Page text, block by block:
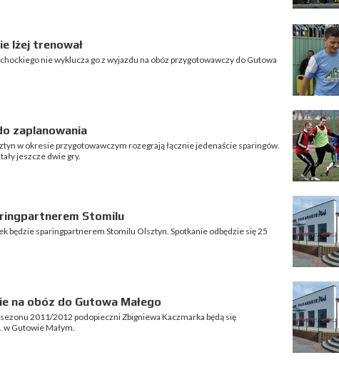
lżej trenował
nie wyklucza go z wyjazdu na obóz przygotowawczy do Gutowa
zaplanowania
w okresie przygotowawczym rozegrają łącznie jedenaście sparingów.
jeszcze dwie gry.
Stomilu
będzie sparingpartnerem Stomilu Olsztyn. Spotkanie odbędzie się 25
na obóz do Gutowa Małego
2011/2012 podopieczni Zbigniewa Kaczmarka będą się
Gutowie Małym.